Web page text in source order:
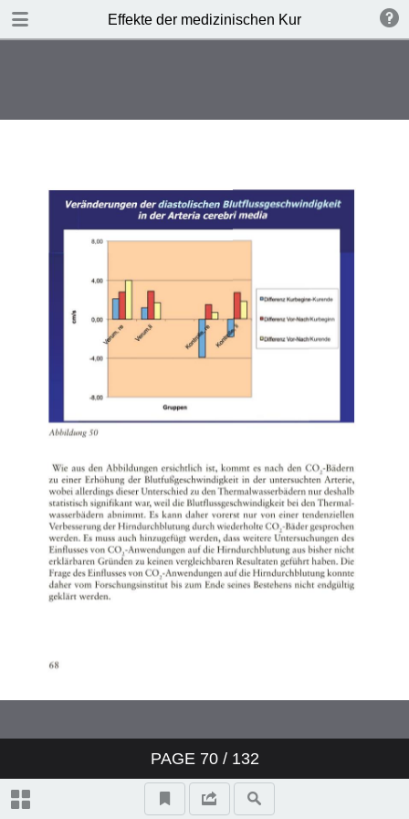
Effekte der medizinischen Kur
PAGE 70/ 132
TABLE OF CONTENTS